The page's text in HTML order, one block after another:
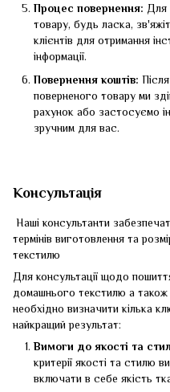
Процес повернення: Для
товару, будь ласка,
клієнтів для отримання
інформації.
Повернення коштів:
поверненого товару ми
рахунок або застосуємо
зручним для вас.
Консультація
Наші консультанти
термінів виготовлення та
текстилю
Для консультації щодо
домашнього текстилю а
необхідно визначити кілька
найкращий результат:
Вимоги до якості та
критерії якості та стилю
включати в себе якість